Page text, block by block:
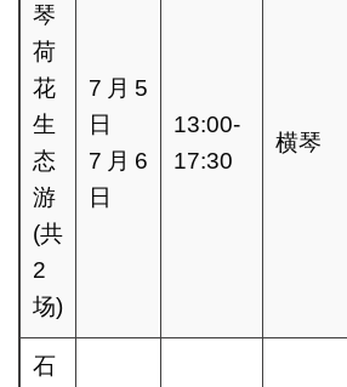
琴
荷
花
生
态
游
(共
2
场)
7月5
日
7月6
日
13:00-
17:30
横琴
石